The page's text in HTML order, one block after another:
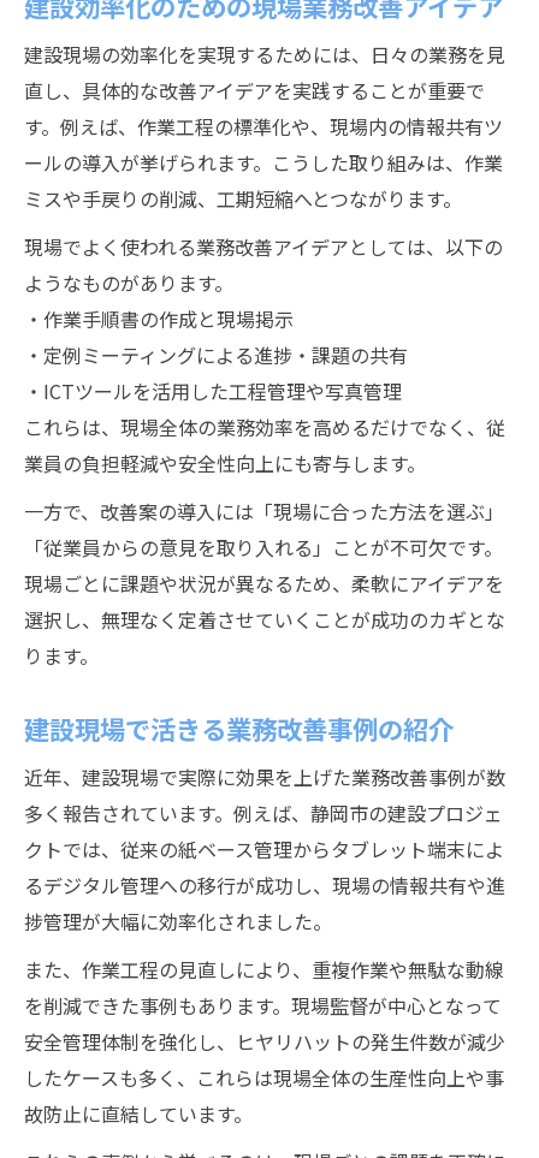
建設現場の効率化を実現するためには、日々の業務を見
直し、具体的な改善アイデアを実践することが重要で
す。例えば、作業工程の標準化や、現場内の情報共有ツ
ールの導入が挙げられます。こうした取り組みは、作業
ミスや手戻りの削減、工期短縮へとつながります。
現場でよく使われる業務改善アイデアとしては、以下の
ようなものがあります。
・作業手順書の作成と現場掲示
・定例ミーティングによる進捗・課題の共有
・ICTツールを活用した工程管理や写真管理
これらは、現場全体の業務効率を高めるだけでなく、従
業員の負担軽減や安全性向上にも寄与します。
一方で、改善案の導入には「現場に合った方法を選ぶ」
「従業員からの意見を取り入れる」ことが不可欠です。
現場ごとに課題や状況が異なるため、柔軟にアイデアを
選択し、無理なく定着させていくことが成功のカギとな
ります。
建設現場で活きる業務改善事例の紹介
近年、建設現場で実際に効果を上げた業務改善事例が数
多く報告されています。例えば、静岡市の建設プロジェ
クトでは、従来の紙ベース管理からタブレット端末によ
るデジタル管理への移行が成功し、現場の情報共有や進
捗管理が大幅に効率化されました。
また、作業工程の見直しにより、重複作業や無駄な動線
を削減できた事例もあります。現場監督が中心となって
安全管理体制を強化し、ヒヤリハットの発生件数が減少
したケースも多く、これらは現場全体の生産性向上や事
故防止に直結しています。